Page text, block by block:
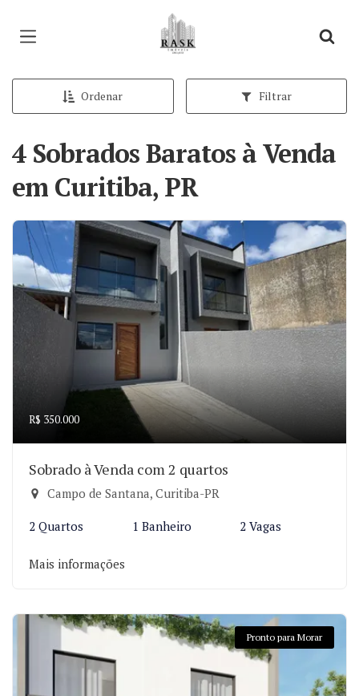
Página inicial
Ordenar Filtrar
4 Sobrados Baratos à Venda
em Curitiba, PR
R$ 350.000
Sobrado à Venda com 2 quartos
Campo de Santana, Curitiba-PR
2 Quartos 1 Banheiro 2 Vagas
Mais informações
Pronto para Morar